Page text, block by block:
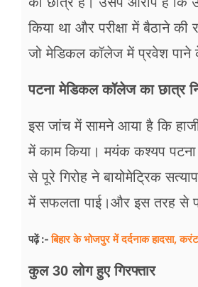
किया था और परीक्षा में बैठाने
जो मेडिकल कॉलेज में प्रवेश पाने
पटना मेडिकल कॉलेज का छात्र
इस जांच में सामने आया है कि
में काम किया। मयंक कश्यप
से पूरे गिरोह ने बायोमेट्रिक
में सफलता पाई।और इस तरह से
पढ़ें :-बिहार के भोजपुर में दर्दनाक हादसा,
कुल 30 लोग हुए गिरफ्तार